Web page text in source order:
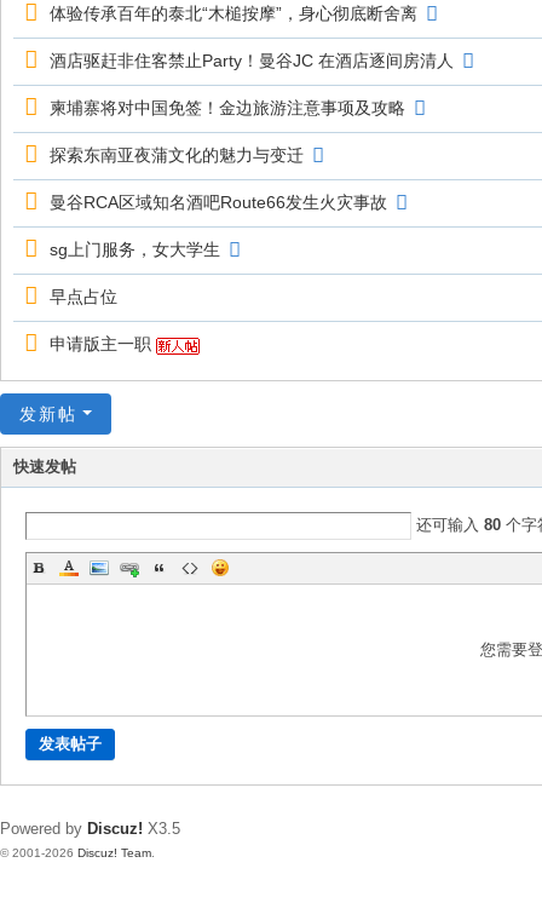
体验传承百年的泰北“木槌按摩”，身心彻底断舍离
酒店驱赶非住客禁止Party！曼谷JC 在酒店逐间房清人
柬埔寨将对中国免签！金边旅游注意事项及攻略
探索东南亚夜蒲文化的魅力与变迁
曼谷RCA区域知名酒吧Route66发生火灾事故
sg上门服务，女大学生
早点占位
申请版主一职
发新帖
快速发帖
还可输入 80个字
您需要
发表帖子
Powered by Discuz! X3.5
© 2001-2026 Discuz! Team